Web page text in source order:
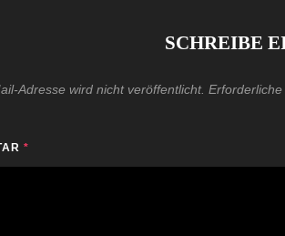
SCHREIBE
Adresse wird nicht veröffentlicht.
*